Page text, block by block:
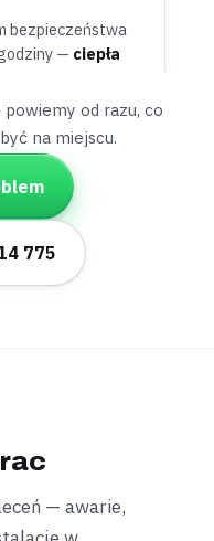
bezpieczeństwa
— ciepła
wody nie
i znaleźliśmy
—problem
choć zużycie
instalacji i
łazience —nie
od razu, co
na miejscu.
775
— awarie,